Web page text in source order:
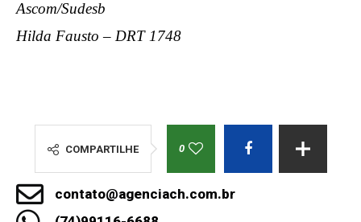
Ascom/Sudesb
Hilda Fausto – DRT 1748
COMPARTILHE 0
contato@agenciach.com.br